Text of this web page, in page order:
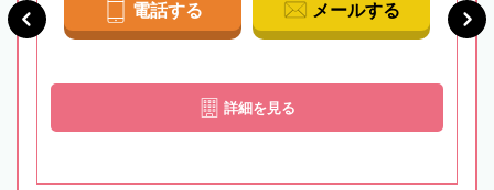
電話する メールする
詳細を見る